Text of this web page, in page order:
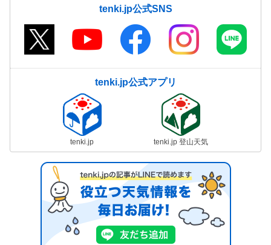
tenki.jp公式SNS
tenki.jp公式アプリ
tenki.jp tenki.jp 登山天気